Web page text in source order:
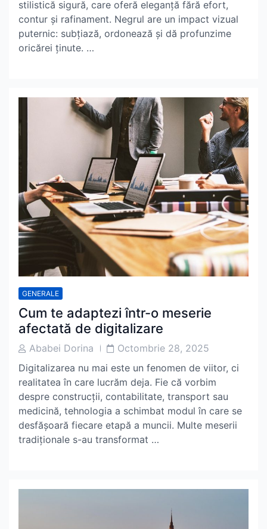
stilistică sigură, care oferă eleganță fără efort,
contur și rafinament. Negrul are un impact vizual
puternic: subțiază, ordonează și dă profunzime
oricărei ținute. …
GENERALE
Cum te adaptezi într-o meserie
afectată de digitalizare
PostAbabei Dorina
PostOctombrie 28, 2025
Digitalizarea nu mai este un fenomen de viitor, ci
realitatea în care lucrăm deja. Fie că vorbim
despre construcții, contabilitate, transport sau
medicină, tehnologia a schimbat modul în care se
desfășoară fiecare etapă a muncii. Multe meserii
tradiționale s-au transformat …